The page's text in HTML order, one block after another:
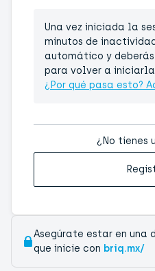
Una vez iniciada la
minutos de
automático y deberás
para volver a
¿Por qué pasa esto?
¿No tienes
Asegúrate estar en una
que inicie con briq.mx/